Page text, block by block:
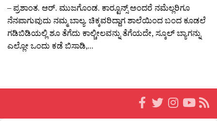
– ಪ್ರಶಾಂತ. ಆರ್. ಮುಜಗೊಂಡ. ಕಾರ‍್ಟೂನ್ಸ್ ಅಂದರೆ ನಮೆಲ್ಲರಿಗೂ
ನೆನಪಾಗುವುದು ನಮ್ಮ ಬಾಲ್ಯ. ಚಿಕ್ಕವರಿದ್ದಾಗ ಶಾಲೆಯಿಂದ ಬಂದ ಕೂಡಲೆ
ಗಡಿಬಿಡಿಯಲ್ಲಿ ಶೂ ತೆಗೆದು ಕಾಲ್ಚೀಲವನ್ನು ತೆಗೆಯದೇ, ಸ್ಕೂಲ್ ಬ್ಯಾಗನ್ನು
ಎಲ್ಲೋ ಒಂದು ಕಡೆ ಬಿಸಾಡಿ,...